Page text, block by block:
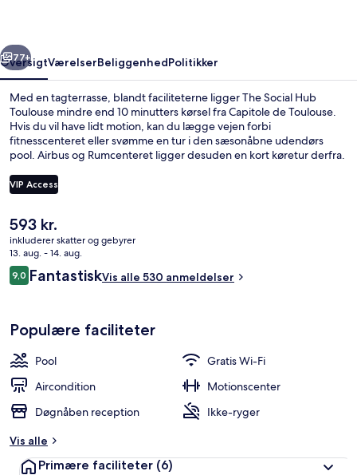
Næste
77+
OversigtVærelserBeliggenhedPolitikker
Med en tagterrasse, blandt faciliteterne ligger The Social Hub
Toulouse mindre end 10 minutters kørsel fra Capitole de Toulouse.
Hvis du vil have lidt motion, kan du lægge vejen forbi
fitnesscenteret eller svømme en tur i den sæsonåbne udendørs
pool. Airbus og Rumcenteret ligger desuden en kort køretur derfra.
Overnatningsstedet ligger kun en kort gåtur fra offentlig transport:
Compans-Caffarelli Metrostation ligger 6 minutter væk og Canal du
VIP Access
Den
nuværende
pris
er
593 kr.
593 kr.
inkluderer skatter og gebyrer
13. aug. - 14. aug.
Anmeldelser
9,09,0 ud af 10.
FantastiskVis alle 530 anmeldelser
Populære faciliteter
Pool
Gratis Wi-Fi
Aircondition
Motionscenter
Døgnåben reception
Ikke-ryger
Vis alle
Primære faciliteter (6)